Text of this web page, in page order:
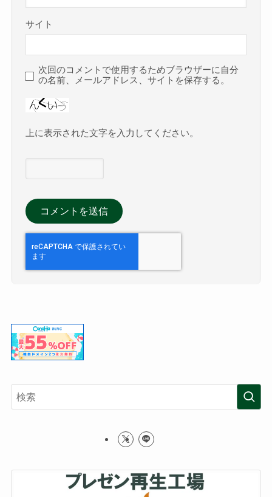
サイト
次回のコメントで使用するためブラウザーに自分
の名前、メールアドレス、サイトを保存する。
上に表示された文字を入力してください。